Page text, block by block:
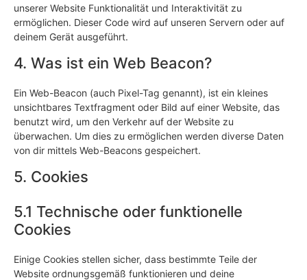
unserer Website Funktionalität und Interaktivität zu
ermöglichen. Dieser Code wird auf unseren Servern oder auf
deinem Gerät ausgeführt.
4. Was ist ein Web Beacon?
Ein Web-Beacon (auch Pixel-Tag genannt), ist ein kleines
unsichtbares Textfragment oder Bild auf einer Website, das
benutzt wird, um den Verkehr auf der Website zu
überwachen. Um dies zu ermöglichen werden diverse Daten
von dir mittels Web-Beacons gespeichert.
5. Cookies
5.1 Technische oder funktionelle
Cookies
Einige Cookies stellen sicher, dass bestimmte Teile der
Website ordnungsgemäß funktionieren und deine